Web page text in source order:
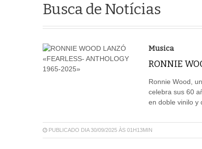
Busca de Notícias
Musica
RONNIE
Ronnie Wood,
celebra sus 60
en doble vinilo y
PUBLICADO DIA 30/09/2025 ÀS 01H13MIN